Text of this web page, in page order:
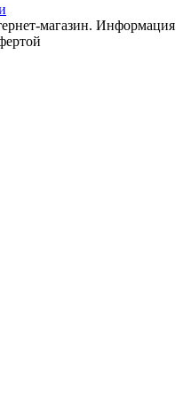
магазин. Информация